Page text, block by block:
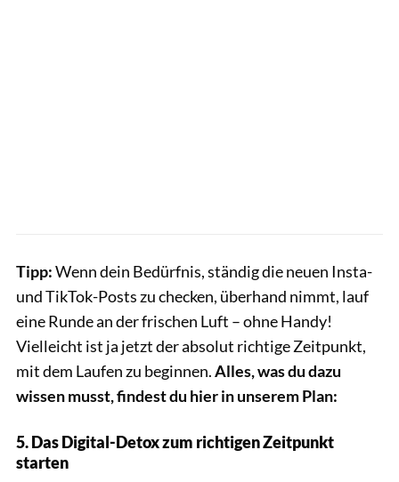
Tipp:Wenn dein Bedürfnis, ständig die neuen Insta-
und TikTok-Posts zu checken, überhand nimmt, lauf
eine Runde an der frischen Luft – ohne Handy!
Vielleicht ist ja jetzt der absolut richtige Zeitpunkt,
mit dem Laufen zu beginnen.Alles, was du dazu
wissen musst, findest du hier in unserem Plan:
5. Das Digital-Detox zum richtigen Zeitpunkt
starten